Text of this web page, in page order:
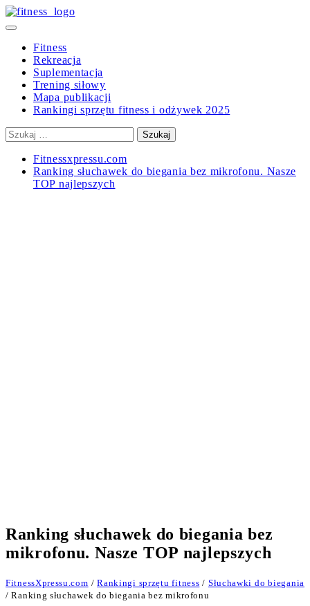
Skip
to
Primary
Fitness
Rekreacja
Suplementacja
Trening siłowy
Mapa publikacji
Rankingi sprzętu fitness i odżywek 2025
Szukaj:
Fitnessxpressu.com
Ranking słuchawek do biegania bez mikrofonu. Nasze
TOP najlepszych
Ranking słuchawek do biegania bez
mikrofonu. Nasze TOP najlepszych
FitnessXpressu.com /Rankingi sprzętu fitness / Słuchawki do biegania
/ Ranking słuchawek do biegania bez mikrofonu